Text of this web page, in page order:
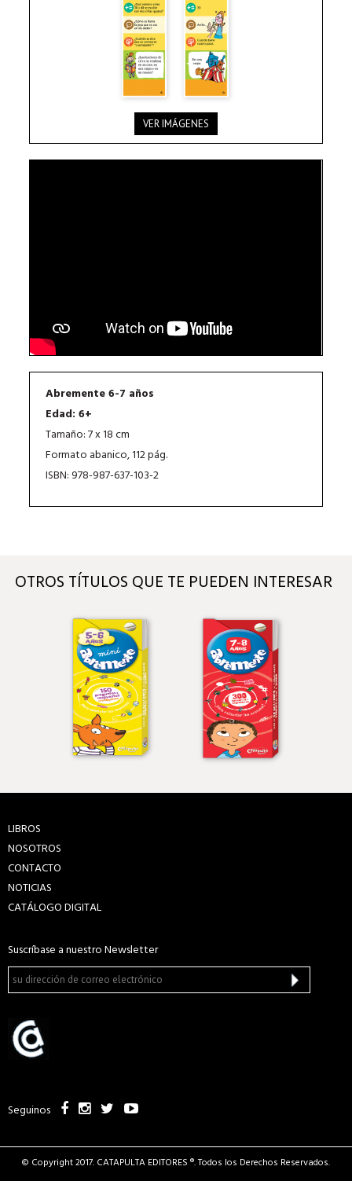
VER IMÁGENES
Abremente 6-7 años
Edad: 6+
Tamaño: 7 x 18 cm
Formato abanico, 112 pág.
ISBN: 978-987-637-103-2
OTROS TÍTULOS QUE TE PUEDEN INTERESAR
LIBROS
NOSOTROS
CONTACTO
NOTICIAS
CATÁLOGO DIGITAL
Suscríbase a nuestro Newsletter
Seguinos
© Copyright 2017. CATAPULTA EDITORES ®. Todos los Derechos Reservados.